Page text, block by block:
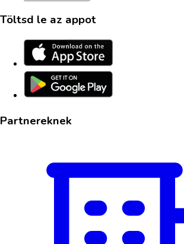
Töltsd le az appot
Partnereknek